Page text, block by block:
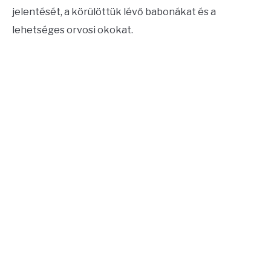
ABOUT US
jelentését, a körülöttük lévő babonákat és a
lehetséges orvosi okokat.